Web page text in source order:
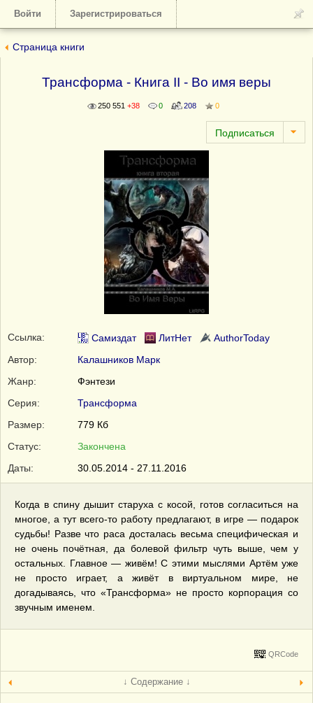
Войти Зарегистрироваться
Страница книги
Трансформа - Книга II - Во имя веры
250 551 +38 0 208 0
Ссылка: Самиздат ЛитНет
AuthorToday
Автор:
Калашников Марк
Жанр:
Фэнтези
Серия:
Трансформа
Размер:
779 Кб
Статус:
Закончена
Даты:
30.05.2014 - 27.11.2016
Когда в спину дышит старуха с косой, готов согласиться на
многое, а тут всего-то работу предлагают, в игре — подарок
судьбы! Разве что раса досталась весьма специфическая и
не очень почётная, да болевой фильтр чуть выше, чем у
остальных. Главное — живём! С этими мыслями Артём уже
не просто играет, а живёт в виртуальном мире, не
догадываясь, что «Трансформа» не просто корпорация со
звучным именем.
QRCode
↓ Содержание ↓